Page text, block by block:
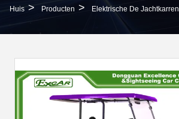
Huis > Producten > Elektrische De Jachtkarren